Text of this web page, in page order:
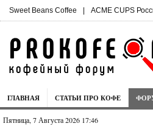
Sweet Beans Coffee | ACME CUPS
ГЛАВНАЯ СТАТЬИ ПРО КОФЕ
Пятница, 7 Августа 2026 17:46